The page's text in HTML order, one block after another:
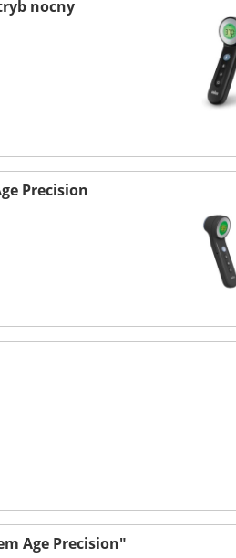
nocny
Precision
Age Precision"